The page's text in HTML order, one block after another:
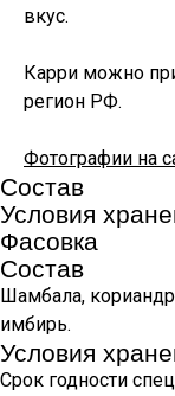
вкус.
Карри можно
регион РФ.
Фотографии на
Состав
Условия
Фасовка
Состав
Шамбала,
имбирь.
Условия
Срок годности